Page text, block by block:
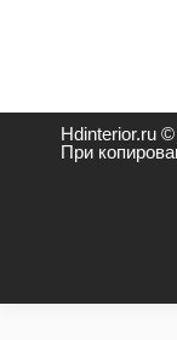
Hdinterior.ru
При